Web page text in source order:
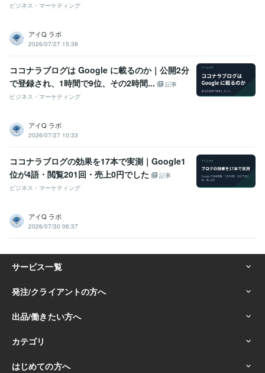
ビジネス・マーケティング
アイQ ラボ
2026/07/27 15:38
ココナラブログは Google に載るのか｜公開2分
で登録され、1時間で9位、その2時間...
記事
ビジネス・マーケティング
アイQ ラボ
2026/07/27 10:33
ココナラブログの効果を17本で実測｜Google1
位が4語・閲覧201回・売上0円でした
記事
ビジネス・マーケティング
アイQ ラボ
2026/07/30 06:37